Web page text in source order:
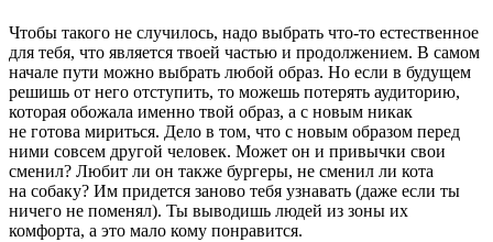
Чтобы такого не случилось, надо выбрать что-то естественное
для тебя, что является твоей частью и продолжением. В самом
начале пути можно выбрать любой образ. Но если в будущем
решишь от него отступить, то можешь потерять аудиторию,
которая обожала именно твой образ, а с новым никак
не готова мириться. Дело в том, что с новым образом перед
ними совсем другой человек. Может он и привычки свои
сменил? Любит ли он также бургеры, не сменил ли кота
на собаку? Им придется заново тебя узнавать (даже если ты
ничего не поменял). Ты выводишь людей из зоны их
комфорта, а это мало кому понравится.